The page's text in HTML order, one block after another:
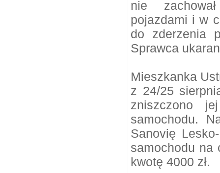
nie
pojazdami i w
do zderzenia
Sprawca
Mieszkanka
z 24/25
zniszczono
samochodu.
Sanovię
samochodu na
kwotę 4000 zł.